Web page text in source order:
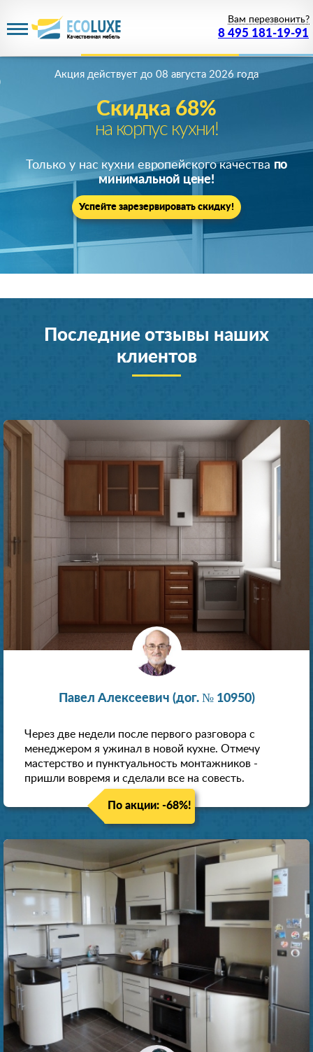
8 495 181-19-91
Вам перезвонить?
Скидка 68%
на корпус кухни!
Акция действует до 08 августа 2026 года
Только у нас кухни европейского качества по
минимальной цене!
Успейте зарезервировать скидку!
Последние отзывы наших
клиентов
Павел Алексеевич (дог. № 10950)
Через две недели после первого разговора с
менеджером я ужинал в новой кухне. Отмечу
мастерство и пунктуальность монтажников -
пришли вовремя и сделали все на совесть.
По акции: -68%!